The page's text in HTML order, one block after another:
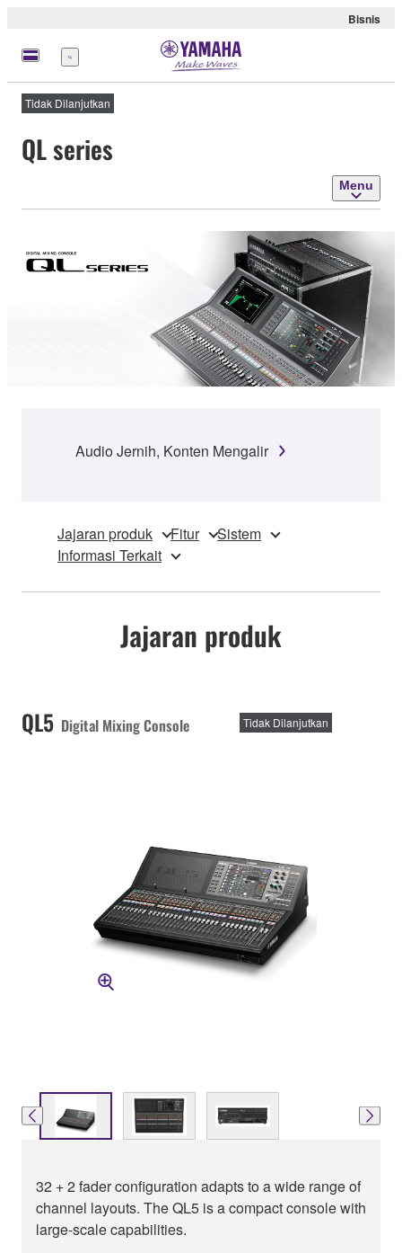
Bisnis
Menu
Tidak Dilanjutkan
QL series
Menu
Audio Jernih, Konten Mengalir
Jajaran produk Fitur
Sistem
Informasi Terkait
Jajaran produk
QL5 Digital Mixing Console Tidak Dilanjutkan
32 + 2 fader configuration adapts to a wide range of
channel layouts. The QL5 is a compact console with
large-scale capabilities.